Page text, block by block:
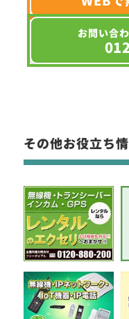
お問い合
その他お役立ち